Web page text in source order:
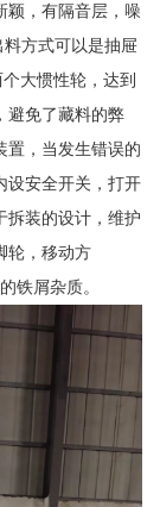
颖，有隔音层，噪
方式可以是抽屉
大惯性轮，达到
避免了藏料的弊
置，当发生错误的
设安全开关，打开
拆装的设计，维护
轮，移动方
铁屑杂质。